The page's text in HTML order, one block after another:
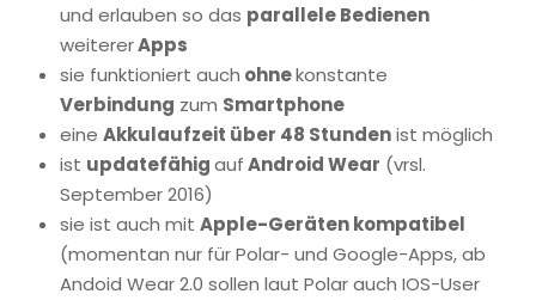
und erlauben so das parallele Bedienen
weitererApps
sie funktioniert auch ohnekonstante
Verbindung zum Smartphone
eine Akkulaufzeit über 48 Stundenist möglich
ist updatefähigaufAndroid Wear (vrsl.
September 2016)
sie ist auch mit Apple-Geräten kompatibel
(momentan nur für Polar- und Google-Apps, ab
Andoid Wear 2.0 sollen laut Polar auch IOS-User